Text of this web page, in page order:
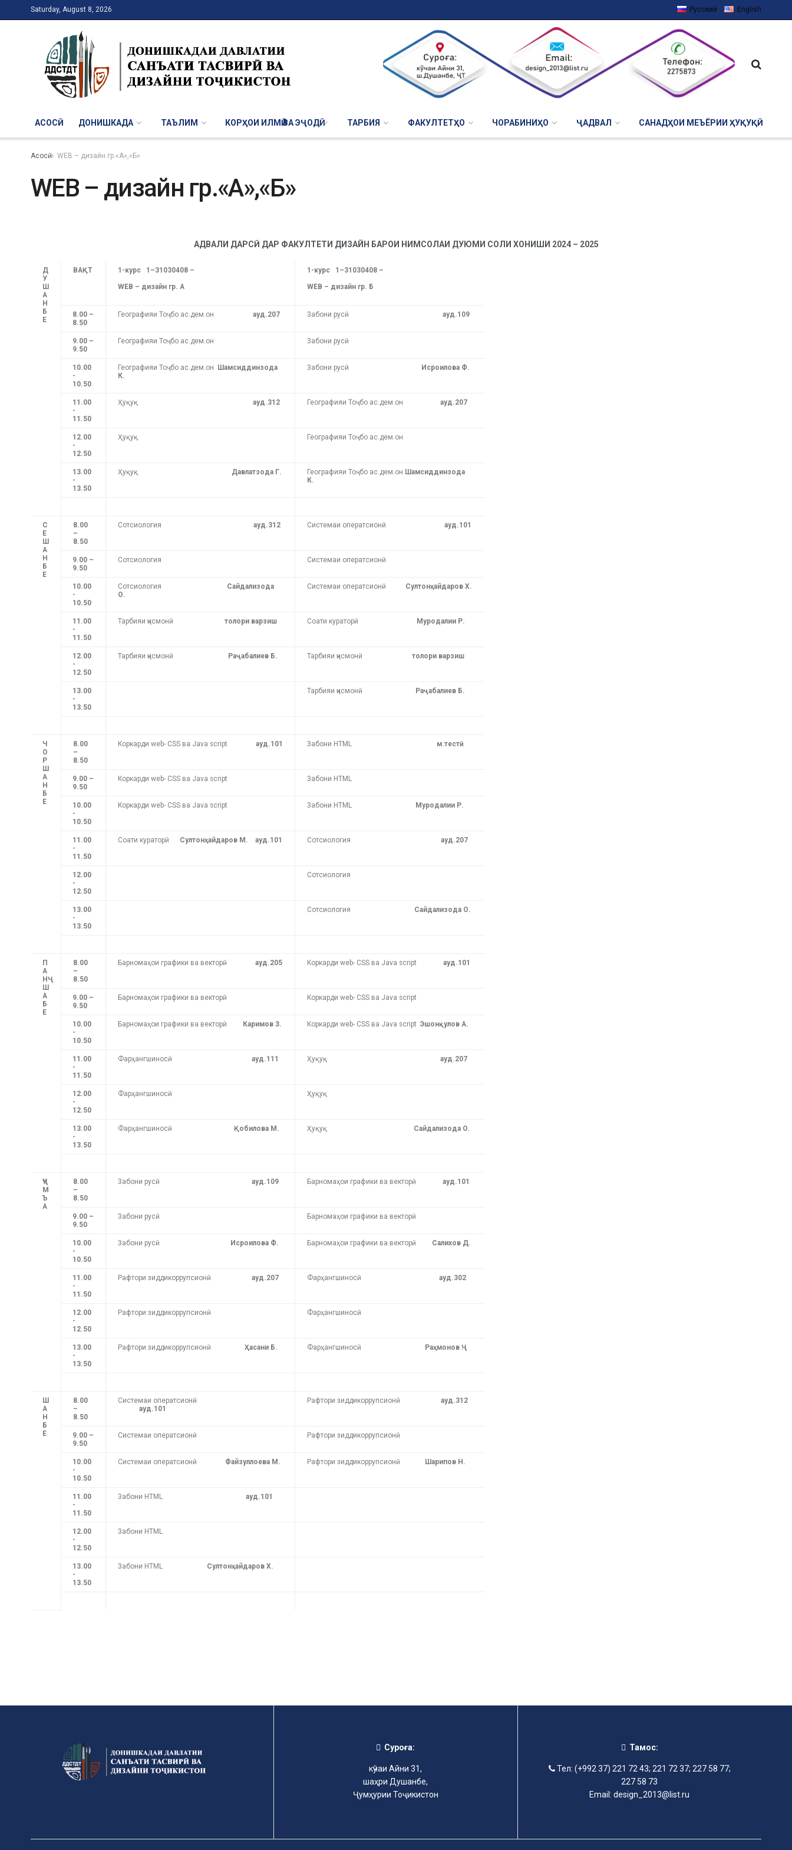
Saturday, August 8, 2026 Русский English
АСОСӢ ДОНИШКАДА ТАЪЛИМ КОРҲОИ ИЛМӢ ВА ЭҶОДӢ ТАРБИЯ ФАКУЛТЕТҲО ЧОРАБИНИҲО ҶАДВАЛ САНАДҲОИ МЕЪЁРИИ ҲУҚУҚӢ
Асосӣ WEB – дизайн гр.«А»,«Б»
WEB – дизайн гр.«А»,«Б»
АДВАЛИ ДАРСӢ ДАР ФАКУЛТЕТИ ДИЗАЙН БАРОИ НИМСОЛАИ ДУЮМИ СОЛИ ХОНИШИ 2024 – 2025
Д
У
Ш
А
Н
Б
Е
ВАҚТ 1-курс 1–31030408 –
WEB – дизайн гр. А
1-курс 1–31030408 –
WEB – дизайн гр. Б
8.00 –
8.50
Географияи Тоҷ. бо ас.дем.он ауд.207 Забони русӣ ауд.109
9.00 –
9.50
Географияи Тоҷ. бо ас.дем.он Забони русӣ
10.00
-
10.50
Географияи Тоҷ. бо ас.дем.он Шамсиддинзода
К.
Забони русӣ Исроилова Ф.
11.00
-
11.50
Ҳуқуқ ауд.312 Географияи Тоҷ. бо ас.дем.он ауд.207
12.00
-
12.50
Ҳуқуқ Географияи Тоҷ. бо ас.дем.он
13.00
-
13.50
Ҳуқуқ Давлатзода Г. Географияи Тоҷ. бо ас.дем.он Шамсиддинзода
К.
С
Е
Ш
А
Н
Б
Е
8.00
–
8.50
Сотсиология ауд.312 Системаи оператсионӣ ауд.101
9.00 –
9.50
Сотсиология Системаи оператсионӣ
10.00
-
10.50
Сотсиология
Сайдализода
О.
Системаи оператсионӣ Султонҳайдаров Х.
11.00
-
11.50
Тарбияи ҷисмонӣ толори варзиш Соати кураторӣ Муродалии Р.
12.00
-
12.50
Тарбияи ҷисмонӣ Раҷабалиев Б. Тарбияи ҷисмонӣ толори варзиш
13.00
-
13.50
Тарбияи ҷисмонӣ Раҷабалиев Б.
Ч
О
Р
Ш
А
Н
Б
Е
8.00
–
8.50
Коркарди web- CSS ва Java script ауд.101 Забони HTML м.тестӣ
9.00 –
9.50
Коркарди web- CSS ва Java script Забони HTML
10.00
-
10.50
Коркарди web- CSS ва Java script Забони HTML Муродалии Р.
11.00
-
11.50
Соати кураторӣ Султонҳайдаров М. ауд.101 Сотсиология ауд.207
12.00
-
12.50
Сотсиология
13.00
-
13.50
Сотсиология Сайдализода О.
П
А
НҶ
Ш
А
Б
Е
8.00
–
8.50
Барномаҳои графики ва векторӣ ауд.205 Коркарди web- CSS ва Java script ауд.101
9.00 –
9.50
Барномаҳои графики ва векторӣ Коркарди web- CSS ва Java script
10.00
-
10.50
Барномаҳои графики ва векторӣ Каримов З. Коркарди web- CSS ва Java script Эшонқулов А.
11.00
-
11.50
Фарҳангшиносӣ ауд.111 Ҳуқуқ ауд.207
1 2. 00
-
12. 50
Фарҳангшиносӣ Ҳуқуқ
13.00
-
13. 50
Фарҳангшиносӣ Қобилова М. Ҳуқуқ Сайдализода О.
ҶУ
М
Ъ
А
8.00
–
8.50
Забони русӣ ауд.109 Барномаҳои графики ва векторӣ ауд.101
9.00 –
9.50
Забони русӣ Барномаҳои графики ва векторӣ
10.00
-
10.50
Забони русӣ Исроилова Ф. Барномаҳои графики ва векторӣ Салихов Д.
11.00
-
11.50
Рафтори зиддикоррупсионӣ ауд.207 Фарҳангшиносӣ ауд.302
12.00
-
12.50
Рафтори зиддикоррупсионӣ Фарҳангшиносӣ
13.00
-
13.50
Рафтори зиддикоррупсионӣ Ҳасани Б. Фарҳангшиносӣ Раҳмонов Ҷ.
Ш
А
Н
Б
Е
8.00
–
8.50
Системаи оператсионӣ
ауд.101
Рафтори зиддикоррупсионӣ ауд.312
9.00 –
9.50
Системаи оператсионӣ Рафтори зиддикоррупсионӣ
10.00
-
10.50
Системаи оператсионӣ Файзуллоева М. Рафтори зиддикоррупсионӣ Шарипов Н.
11.00
-
11.50
Забони HTML ауд.101
12.00
-
12.50
Забони HTML
13.00
-
13.50
Забони HTML Султонҳайдаров Х.
Суроға:
кӯчаи Айни 31,
шаҳри Душанбе,
Ҷумҳурии Тоҷикистон
Тамос:
Тел: (+992 37) 221 72 43; 221 72 37; 227 58 77;
227 58 73
Email: design_2013@list.ru